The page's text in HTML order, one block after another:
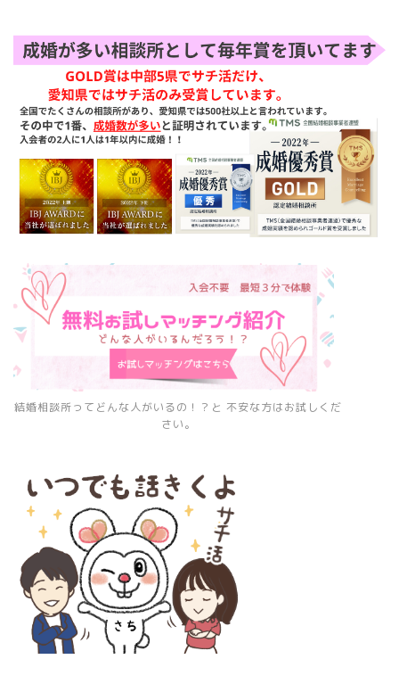
結婚相談所ってどんな人がいるの！？と 不安な方はお試しくだ
さい。